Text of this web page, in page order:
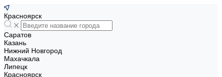
Красноярск
Саратов
Казань
Нижний Новгород
Махачкала
Липецк
Красноярск